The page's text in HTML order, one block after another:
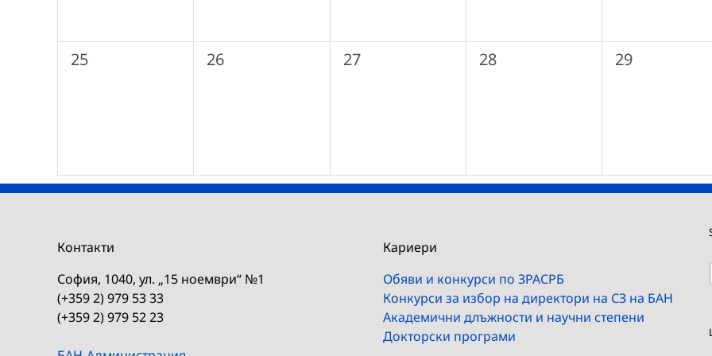
0
25
0
26
0
27
0
28
0
29
Контакти
София, 1040, ул. „15 ноември“ №1
(+359 2) 979 53 33
(+359 2) 979 52 23
Кариери
Обяви и конкурси по ЗРАСРБ
Конкурси за избор на директори на СЗ на БАН
Академични длъжности и научни степени
Докторски програми